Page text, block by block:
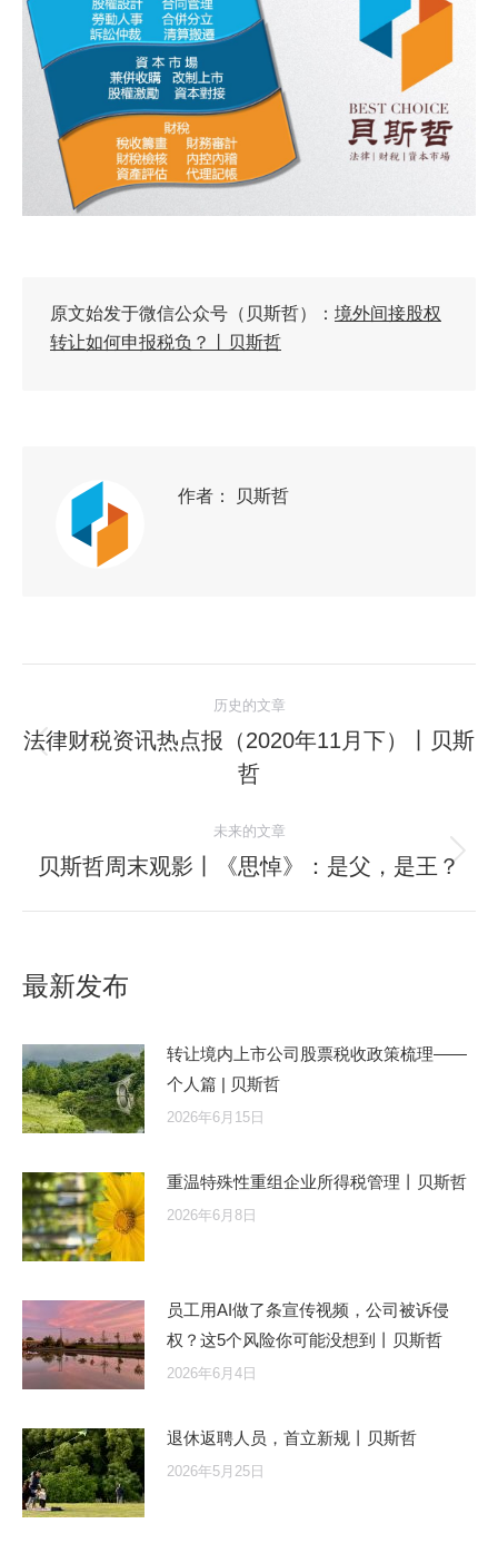
原文始发于微信公众号（贝斯哲）： 境外间接股权
转让如何申报税负？丨贝斯哲
作者： 贝斯哲
历史的文章
法律财税资讯热点报（2020年11月下）丨贝斯
哲
未来的文章
贝斯哲周末观影丨《思悼》：是父，是王？
最新发布
转让境内上市公司股票税收政策梳理——
个人篇 | 贝斯哲
2026年6月15日
重温特殊性重组企业所得税管理丨贝斯哲
2026年6月8日
员工用AI做了条宣传视频，公司被诉侵
权？这5个风险你可能没想到丨贝斯哲
2026年6月4日
退休返聘人员，首立新规丨贝斯哲
2026年5月25日